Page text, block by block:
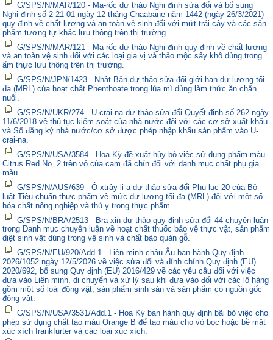
G/SPS/N/MAR/120 - Ma-rốc dự thảo Nghị định sửa đổi và bổ sung
Nghị định số 2-21-01 ngày 12 tháng Chaabane năm 1442 (ngày 26/3/2021)
quy định về chất lượng và an toàn vệ sinh đối với mứt trái cây và các sản
phẩm tương tự khác lưu thông trên thị trường.
G/SPS/N/MAR/121 - Ma-rốc dự thảo Nghị định quy định về chất lượng
và an toàn vệ sinh đối với các loại gia vị và thảo mộc sấy khô dùng trong
ẩm thực lưu thông trên thị trường.
G/SPS/N/JPN/1423 - Nhật Bản dự thảo sửa đổi giới hạn dư lượng tối
đa (MRL) của hoạt chất Phenthoate trong lúa mì dùng làm thức ăn chăn
nuôi.
G/SPS/N/UKR/274 - U-crai-na dự thảo sửa đổi Quyết định số 262 ngày
11/6/2018 về thủ tục kiểm soát của nhà nước đối với các cơ sở xuất khẩu
và Sổ đăng ký nhà nước/cơ sở được phép nhập khẩu sản phẩm vào U-
crai-na.
G/SPS/N/USA/3584 - Hoa Kỳ đề xuất hủy bỏ việc sử dụng phẩm màu
Citrus Red No. 2 trên vỏ của cam đã chín đối với danh mục chất phụ gia
màu.
G/SPS/N/AUS/639 - Ô-xtrây-li-a dự thảo sửa đổi Phụ lục 20 của Bộ
luật Tiêu chuẩn thực phẩm về mức dư lượng tối đa (MRL) đối với một số
hóa chất nông nghiệp và thú y trong thực phẩm.
G/SPS/N/BRA/2513 - Bra-xin dự thảo quy định sửa đổi 44 chuyên luận
trong Danh mục chuyên luận về hoạt chất thuốc bảo vệ thực vật, sản phẩm
diệt sinh vật dùng trong vệ sinh và chất bảo quản gỗ.
G/SPS/N/EU/920/Add.1 - Liên minh châu Âu ban hành Quy định
2026/1052 ngày 12/5/2026 về việc sửa đổi và đính chính Quy định (EU)
2020/692, bổ sung Quy định (EU) 2016/429 về các yêu cầu đối với việc
đưa vào Liên minh, di chuyển và xử lý sau khi đưa vào đối với các lô hàng
gồm một số loài động vật, sản phẩm sinh sản và sản phẩm có nguồn gốc
động vật.
G/SPS/N/USA/3531/Add.1 - Hoa Kỳ ban hành quy định bãi bỏ việc cho
phép sử dụng chất tạo màu Orange B để tạo màu cho vỏ bọc hoặc bề mặt
xúc xích frankfurter và các loại xúc xích.